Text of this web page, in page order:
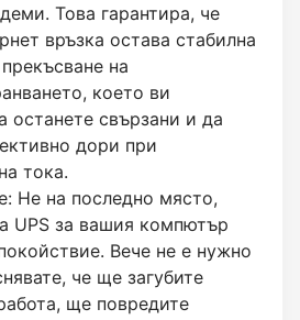
Това гарантира, че
връзка остава стабилна
на
което ви
останете свързани и да
дори при
тока.
Не на последно място,
UPS за вашия компютър
Вече не е нужно
че ще загубите
ще повредите